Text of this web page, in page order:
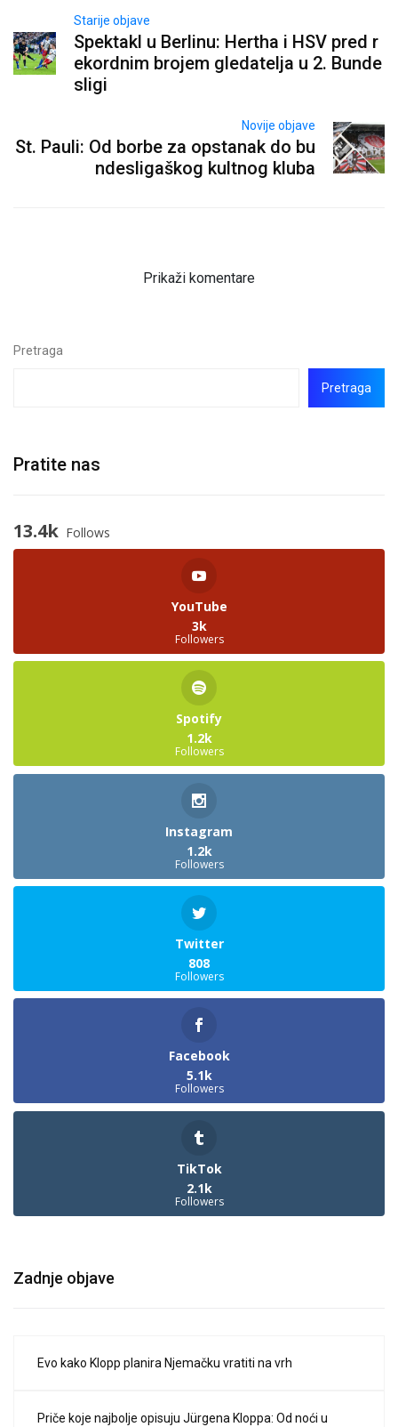
Starije objave
Spektakl u Berlinu: Hertha i HSV pred r
ekordnim brojem gledatelja u 2. Bunde
sligi
Novije objave
St. Pauli: Od borbe za opstanak do bu
ndesligaškog kultnog kluba
Prikaži komentare
Pretraga
Pretraga
Pratite nas
13.4k Follows
YouTube
3k
Followers
Spotify
1.2k
Followers
Instagram
1.2k
Followers
Twitter
808
Followers
Facebook
5.1k
Followers
TikTok
2.1k
Followers
Zadnje objave
Evo kako Klopp planira Njemačku vratiti na vrh
Priče koje najbolje opisuju Jürgena Kloppa: Od noći u